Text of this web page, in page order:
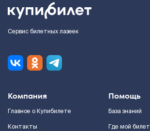
Сервис билетных лазеек
Компания
Главное о Купибилете
Контакты
Помощь
База знаний
Где мой билет